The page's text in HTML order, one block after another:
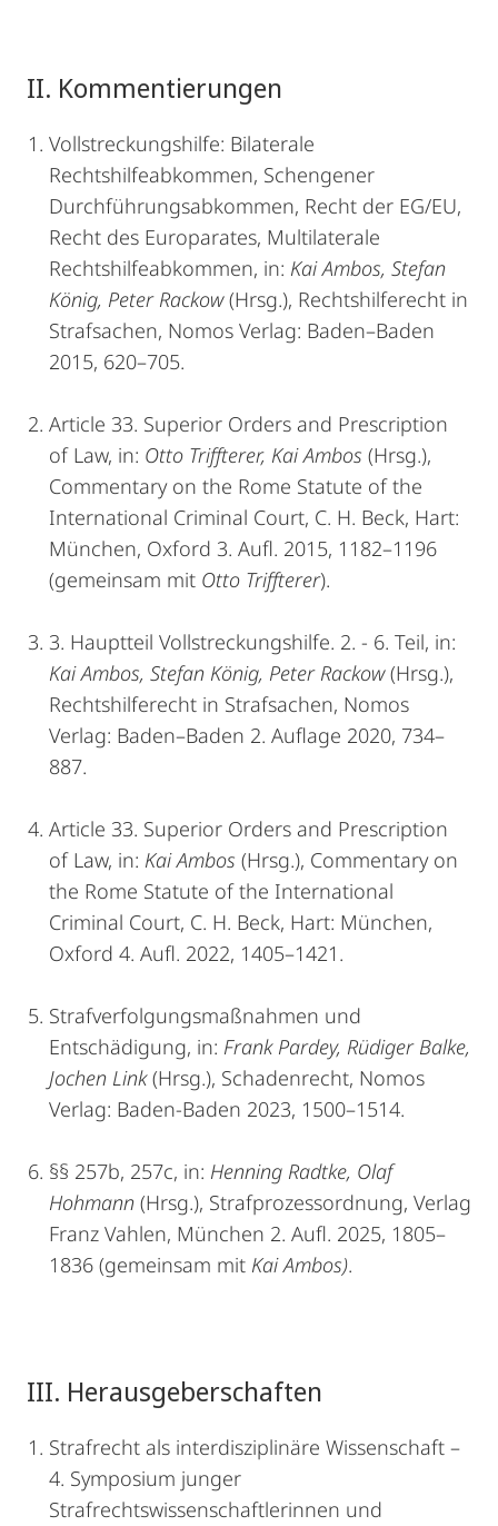
II. Kommentierungen
Vollstreckungshilfe: Bilaterale
Rechtshilfeabkommen, Schengener
Durchführungsabkommen, Recht der EG/EU,
Recht des Europarates, Multilaterale
Rechtshilfeabkommen, in: Kai Ambos, Stefan
König, Peter Rackow(Hrsg.), Rechtshilferecht in
Strafsachen, Nomos Verlag: Baden–Baden
2015, 620–705.
Article 33. Superior Orders and Prescription
of Law, in: Otto Triffterer, Kai Ambos (Hrsg.),
Commentary on the Rome Statute of the
International Criminal Court, C. H. Beck, Hart:
München, Oxford 3. Aufl. 2015, 1182–1196
(gemeinsam mit Otto Triffterer).
3. Hauptteil Vollstreckungshilfe. 2. - 6. Teil, in:
Kai Ambos, Stefan König, Peter Rackow(Hrsg.),
Rechtshilferecht in Strafsachen, Nomos
Verlag: Baden–Baden 2. Auflage 2020, 734–
887.
Article 33. Superior Orders and Prescription
of Law, in: Kai Ambos (Hrsg.), Commentary on
the Rome Statute of the International
Criminal Court, C. H. Beck, Hart: München,
Oxford 4. Aufl. 2022, 1405–1421.
Strafverfolgungsmaßnahmen und
Entschädigung, in: Frank Pardey, Rüdiger Balke,
Jochen Link(Hrsg.), Schadenrecht, Nomos
Verlag: Baden-Baden 2023, 1500–1514.
§§ 257b, 257c, in: Henning Radtke, Olaf
Hohmann (Hrsg.), Strafprozessordnung, Verlag
Franz Vahlen, München 2. Aufl. 2025, 1805–
1836 (gemeinsam mit Kai Ambos).
III. Herausgeberschaften
Strafrecht als interdisziplinäre Wissenschaft –
4. Symposium junger
Strafrechtswissenschaftlerinnen und